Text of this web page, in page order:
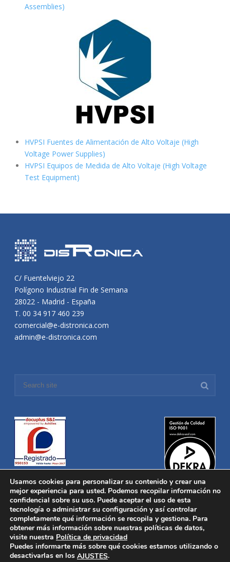
Assemblies)
HVPSI Fuentes de Alimentación de Alto Voltaje (High
Voltage Power Supplies)
HVPSI Equipos de Medida de Alto Voltaje (High Voltage
Test Equipment)
C/ Fuentelviejo 22
Polígono Industrial Fin de Semana
28022 - Madrid - España
T. 00 34 917 460 239
comercial@e-distronica.com
admin@e-distronica.com
Distronica © 2016 Todos los derechos reservados.Aviso legal
Política de privacidad|Política de Cookies
Desarrollado porNucleosoft
Inicio
Quiénes Somos
Usamos cookies para personalizar su contenido y crear una
mejor experiencia para usted. Podemos recopilar información no
confidencial sobre su uso. Puede aceptar el uso de esta
tecnología o administrar su configuración y así controlar
completamente qué información se recopila y gestiona. Para
obtener más información sobre nuestras políticas de datos,
visite nuestra Política de privacidad
Puedes informarte más sobre qué cookies estamos utilizando o
desactivarlas en los AJUSTES.